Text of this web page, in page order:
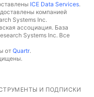
ICE Data Services.
компанией
Systems Inc.
ассоциация. База
Systems Inc. Все
от Quartr.
И ПОДПИСКИ